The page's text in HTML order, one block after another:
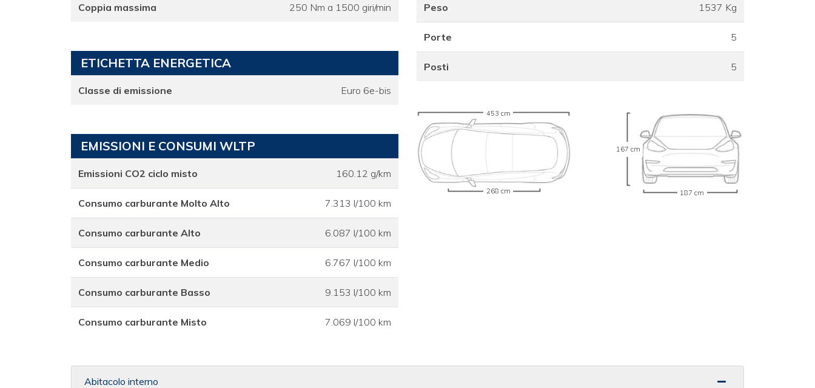
Coppia massima 250 Nm a 1500 giri/min
ETICHETTA ENERGETICA
Classe di emissione Euro 6e-bis
EMISSIONI E CONSUMI WLTP
Emissioni CO2 ciclo misto 160.12 g/km
Consumo carburante Molto Alto 7.313 l/100 km
Consumo carburante Alto 6.087 l/100 km
Consumo carburante Medio 6.767 l/100 km
Consumo carburante Basso 9.153 l/100 km
Consumo carburante Misto 7.069 l/100 km
Peso 1537 Kg
Porte 5
Posti 5
453 cm
268 cm
167 cm
187 cm
Abitacolo interno